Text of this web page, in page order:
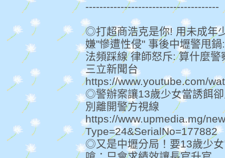
--------------------------------------
◎打超商浩克是你! 用未成年
嫌"慘遭性侵" 事後中壢警甩
法頻踩線 律師怒斥: 算什麼
三立新聞台
https://www.youtube.com/
◎警辦案讓13歲少女當誘餌
別離開警方視線
https://www.upmedia.mg/
Type=24&SerialNo=177882
◎又是中壢分局！要13歲少